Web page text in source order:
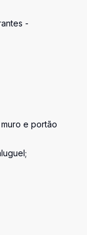
-
e portão